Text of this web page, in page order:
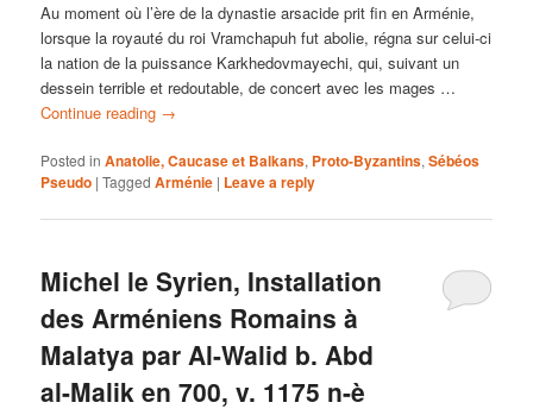
Au moment où l’ère de la dynastie arsacide prit fin en Arménie,
lorsque la royauté du roi Vramchapuh fut abolie, régna sur celui-ci
la nation de la puissance Karkhedovmayechi, qui, suivant un
dessein terrible et redoutable, de concert avec les mages …
Continue reading →
Posted in Anatolie, Caucase et Balkans, Proto-Byzantins,Sébéos
Pseudo |Tagged Arménie | Leave a reply
Michel le Syrien, Installation
des Arméniens Romains à
Malatya par Al-Walid b. Abd
al-Malik en 700, v. 1175 n-è